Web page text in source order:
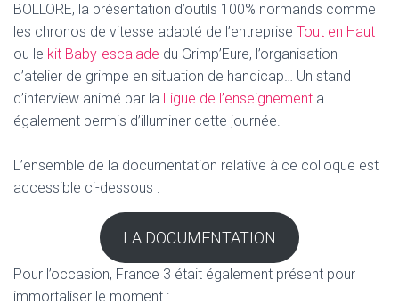
BOLLORE, la présentation d’outils 100% normands comme
les chronos de vitesse adapté de l’entreprise Tout en Haut
ou le kit Baby-escalade du Grimp’Eure, l’organisation
d’atelier de grimpe en situation de handicap… Un stand
d’interview animé par la Ligue de l’enseignement a
également permis d’illuminer cette journée.
L’ensemble de la documentation relative à ce colloque est
accessible ci-dessous :
LA DOCUMENTATION
Pour l’occasion, France 3 était également présent pour
immortaliser le moment :